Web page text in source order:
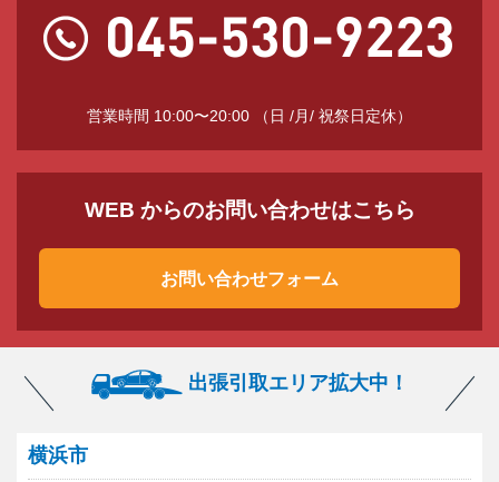
営業時間 10:00〜20:00 （日 /月/ 祝祭日定休）
WEB からのお問い合わせはこちら
お問い合わせフォーム
出張引取エリア拡大中！
横浜市